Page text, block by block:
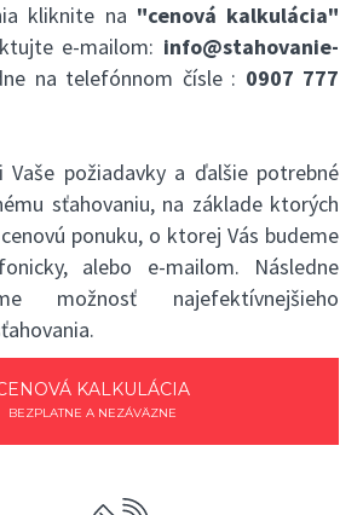
kliknite na "cenová kalkulácia"
e-mailom: info@stahovanie-
na telefónnom čísle : 0907 777
Vaše požiadavky a ďalšie potrebné
sťahovaniu, na základe ktorých
ponuku, o ktorej Vás budeme
alebo e-mailom. Následne
možnosť najefektívnejšieho
KALKULÁCIA
BEZPLATNE A NEZÁVÄZNE